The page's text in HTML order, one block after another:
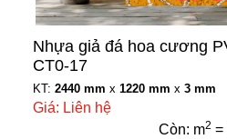
Nhựa giả đá hoa cương
CT0-17
KT: 2440 mm x 1220 mm x 3 mm
Giá: Liên hệ
Còn: m2 =